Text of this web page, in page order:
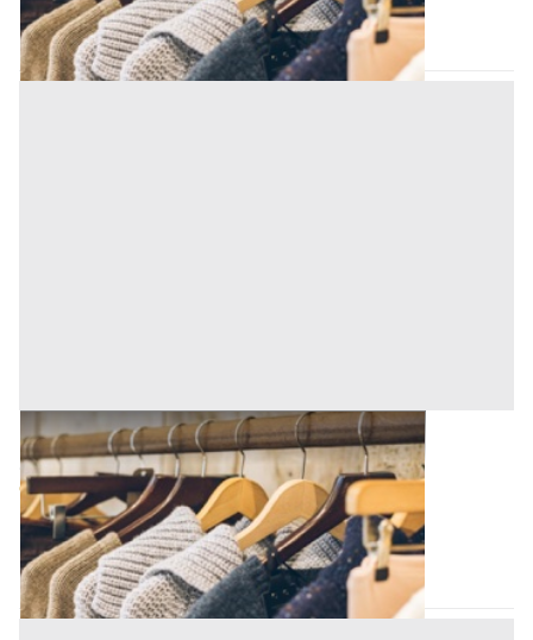
Codice asta:9c0e1dc6
10/09/2026
Mobili Ufficio all'asta a Padova
Padova (Padova)
Offerta minima
960 €
Codice asta:0c357d2d
03/09/2026